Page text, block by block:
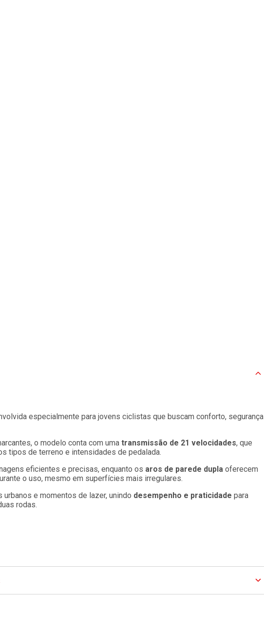
especialmente para jovens ciclistas que buscam conforto, segurança
o modelo conta com uma transmissão de 21 velocidades, que
tipos de terreno e intensidades de pedalada.
eficientes e precisas, enquanto os aros de parede dupla oferecem
o uso, mesmo em superfícies mais irregulares.
e momentos de lazer, unindo desempenho e praticidade para
rodas.